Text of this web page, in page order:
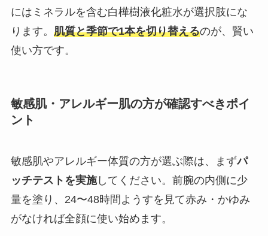
にはミネラルを含む白樺樹液化粧水が選択肢にな
ります。 肌質と季節で1本を切り替えるのが、賢い
使い方です。
敏感肌・アレルギー肌の方が確認すべきポイ
ント
敏感肌やアレルギー体質の方が選ぶ際は、まずパ
ッチテストを実施してください。前腕の内側に少
量を塗り、24〜48時間ようすを見て赤み・かゆみ
がなければ全顔に使い始めます。